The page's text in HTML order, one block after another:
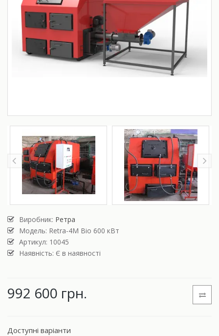
Виробник: Ретра
Модель: Retra-4М Bio 600 кВт
Артикул: 10045
Наявність: Є в наявності
992 600 грн.
Доступні варіанти